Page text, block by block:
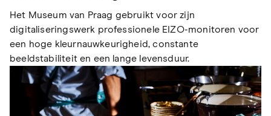
Het Museum van Praag gebruikt voor zijn
digitaliseringswerk professionele EIZO-monitoren voor
een hoge kleurnauwkeurigheid, constante
beeldstabiliteit en een lange levensduur.